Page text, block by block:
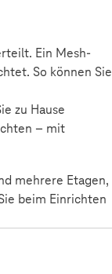
Ein Mesh-
So können Sie
zu Hause
– mit
mehrere Etagen,
beim Einrichten